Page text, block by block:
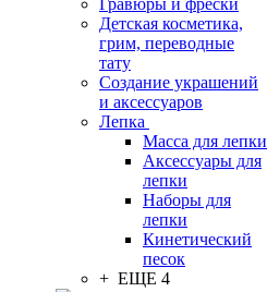
Гравюры и фрески
Детская косметика,
грим, переводные
тату
Создание украшений
и аксессуаров
Лепка
Масса для лепки
Аксессуары для
лепки
Наборы для
лепки
Кинетический
песок
+ ЕЩЕ 4